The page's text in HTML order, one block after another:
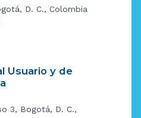
D. C., Colombia
Usuario y de
3, Bogotá, D. C.,